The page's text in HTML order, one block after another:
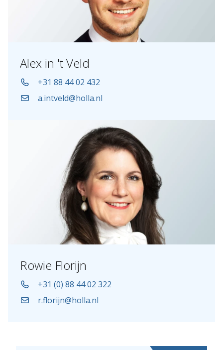
Alex in 't Veld
+31 88 44 02 432
a.intveld@holla.nl
Rowie Florijn
+31 (0) 88 44 02 322
r.florijn@holla.nl